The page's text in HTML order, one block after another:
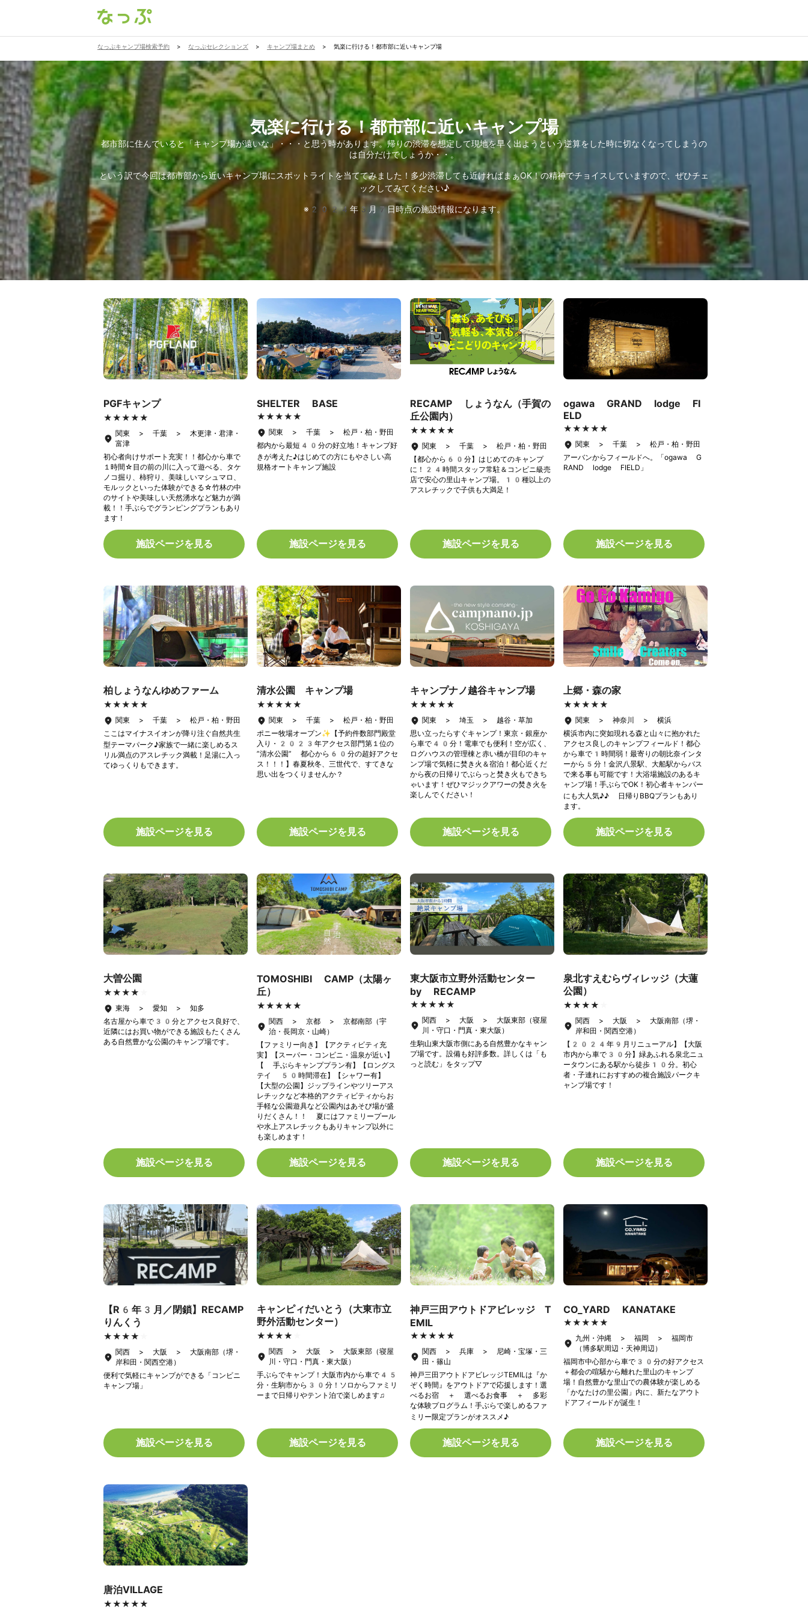
なっぷキャンプ場検索予約 > なっぷセレクションズ > キャンプ場まとめ > 気楽に行ける！都市部に近いキャンプ場
気楽に行ける！都市部に近いキャンプ場
都市部に住んでいると「キャンプ場が遠いな」・・・と思う時があります。帰りの渋滞を想定して現地を早く出ようという逆算をした時に切なくなってしまうの
は自分だけでしょうか・・。
という訳で今回は都市部から近いキャンプ場にスポットライトを当ててみました！多少渋滞しても近ければまぁOK！の精神でチョイスしていますので、ぜひチェ
ックしてみてください♪
※2024年3月7日時点の施設情報になります。
PGFキャンプ
★★★★★
★★★★★
関東 > 千葉 > 木更津・君津・
富津
初心者向けサポート充実！！都心から車で
１時間☆目の前の川に入って遊べる、タケ
ノコ掘り、柿狩り、美味しいマシュマロ、
モルックといった体験ができる☆竹林の中
のサイトや美味しい天然湧水など魅力が満
載！！手ぶらでグランピングプランもあり
ます！
施設ページを見る
SHELTER BASE
★★★★★
★★★★★
関東 > 千葉 > 松戸・柏・野田
都内から最短40分の好立地！キャンプ好
きが考えた♪はじめての方にもやさしい高
規格オートキャンプ施設
施設ページを見る
RECAMP しょうなん（手賀の
丘公園内）
★★★★★
★★★★★
関東 > 千葉 > 松戸・柏・野田
【都心から60分】はじめてのキャンプ
に！24時間スタッフ常駐＆コンビニ級売
店で安心の里山キャンプ場。10種以上の
アスレチックで子供も大満足！
施設ページを見る
ogawa GRAND lodge FI
ELD
★★★★★
★★★★★
関東 > 千葉 > 松戸・柏・野田
アーバンからフィールドへ。「ogawa G
RAND lodge FIELD」
施設ページを見る
柏しょうなんゆめファーム
★★★★★
★★★★★
関東 > 千葉 > 松戸・柏・野田
ここはマイナスイオンが降り注ぐ自然共生
型テーマパーク♪家族で一緒に楽しめるス
リル満点のアスレチック満載！足湯に入っ
てゆっくりもできます。
施設ページを見る
清水公園 キャンプ場
★★★★★
★★★★★
関東 > 千葉 > 松戸・柏・野田
ポニー牧場オープン✨【予約件数部門殿堂
入り・2023年アクセス部門第１位の
”清水公園” 都心から60分の超好アクセ
ス！！！】春夏秋冬、三世代で、すてきな
思い出をつくりませんか？
施設ページを見る
キャンプナノ越谷キャンプ場
★★★★★
★★★★★
関東 > 埼玉 > 越谷・草加
思い立ったらすぐキャンプ！東京・銀座か
ら車で40分！電車でも便利！空が広く、
ログハウスの管理棟と赤い橋が目印のキャ
ンプ場で気軽に焚き火＆宿泊！都心近くだ
から夜の日帰りでぶらっと焚き火もできち
ゃいます！ぜひマジックアワーの焚き火を
楽しんでください！
施設ページを見る
上郷・森の家
★★★★★
★★★★★
関東 > 神奈川 > 横浜
横浜市内に突如現れる森と山々に抱かれた
アクセス良しのキャンプフィールド！都心
から車で1時間弱！最寄りの朝比奈インタ
ーから5分！金沢八景駅、大船駅からバス
で来る事も可能です！大浴場施設のあるキ
ャンプ場！手ぶらでOK！初心者キャンパー
にも大人気♪♪ 日帰りBBQプランもあり
ます。
施設ページを見る
大曽公園
★★★★★
★★★★★
東海 > 愛知 > 知多
名古屋から車で30分とアクセス良好で、
近隣にはお買い物ができる施設もたくさん
ある自然豊かな公園のキャンプ場です。
施設ページを見る
TOMOSHIBI CAMP（太陽ヶ
丘）
★★★★★
★★★★★
関西 > 京都 > 京都南部（宇
治・長岡京・山崎）
【ファミリー向き】【アクティビティ充
実】【スーパー・コンビニ・温泉が近い】
【 手ぶらキャンププラン有】【ロングス
テイ 50時間滞在】【シャワー有】
【大型の公園】ジップラインやツリーアス
レチックなど本格的アクティビティからお
手軽な公園遊具など公園内はあそび場が盛
りだくさん！！ 夏にはファミリープール
や水上アスレチックもありキャンプ以外に
も楽しめます！
施設ページを見る
東大阪市立野外活動センター
by RECAMP
★★★★★
★★★★★
関西 > 大阪 > 大阪東部（寝屋
川・守口・門真・東大阪）
生駒山東大阪市側にある自然豊かなキャン
プ場です。設備も好評多数。詳しくは「も
っと読む」をタップ▽
施設ページを見る
泉北すえむらヴィレッジ（大蓮
公園）
★★★★★
★★★★★
関西 > 大阪 > 大阪南部（堺・
岸和田・関西空港）
【2024年9月リニューアル】【大阪
市内から車で30分】緑あふれる泉北ニュ
ータウンにある駅から徒歩10分。初心
者・子連れにおすすめの複合施設パークキ
ャンプ場です！
施設ページを見る
【R6年3月／閉鎖】RECAMP
りんくう
★★★★★
★★★★★
関西 > 大阪 > 大阪南部（堺・
岸和田・関西空港）
便利で気軽にキャンプができる「コンビニ
キャンプ場」
施設ページを見る
キャンピィだいとう（大東市立
野外活動センター）
★★★★★
★★★★★
関西 > 大阪 > 大阪東部（寝屋
川・守口・門真・東大阪）
手ぶらでキャンプ！大阪市内から車で45
分・生駒市から30分！ソロからファミリ
ーまで日帰りやテント泊で楽しめます♫
施設ページを見る
神戸三田アウトドアビレッジ T
EMIL
★★★★★
★★★★★
関西 > 兵庫 > 尼崎・宝塚・三
田・篠山
神戸三田アウトドアビレッジTEMILは『か
ぞく時間』をアウトドアで応援します！選
べるお宿 ＋ 選べるお食事 ＋ 多彩
な体験プログラム！手ぶらで楽しめるファ
ミリー限定プランがオススメ♪
施設ページを見る
CO_YARD KANATAKE
★★★★★
★★★★★
九州・沖縄 > 福岡 > 福岡市
（博多駅周辺・天神周辺）
福岡市中心部から車で30分の好アクセス
＋都会の喧騒から離れた里山のキャンプ
場！⾃然豊かな⾥⼭での農体験が楽しめる
「かなたけの⾥公園」内に、新たなアウト
ドアフィールドが誕生！
施設ページを見る
唐泊VILLAGE
★★★★★
★★★★★